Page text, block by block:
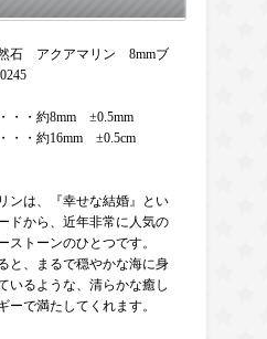
石 アクアマリン 8mmブ
・・約8mm ±0.5mm
・・約16mm ±0.5cm
ンは、『幸せな結婚』とい
ドから、近年非常に人気の
ストーンのひとつです。
と、まるで穏やかな海に身
いるような、清らかな癒し
ーで満たしてくれます。